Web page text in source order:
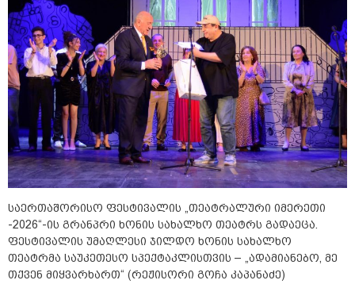
საერთაშორისო ფესტივალის „თეატრალური იმერეთი
-2026“-ის გრანპრი ხონის სახალხო თეატრს გადაეცა.
ფესტივალის უმაღლესი ჯილდო ხონის სახალხო
თეატრმა საუკეთესო სპექტაკლისთვის – „ადამიანებო, მე
თქვენ მიყვარხართ“ (რეჟისორი გოჩა კაპანაძე)